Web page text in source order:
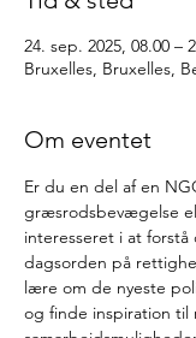
24. sep. 2025, 08.00 –
Bruxelles, Bruxelles,
Om eventet
Er du en del af en
græsrodsbevægelse
interesseret i at forstå
dagsorden på
lære om de nyeste
og finde inspiration til